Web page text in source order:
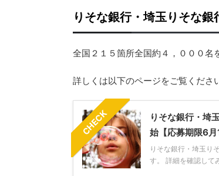
りそな銀行・埼玉りそな
全国２１５箇所全国約４，０００名
詳しくは以下のページをご覧ください
CHECK
りそな銀行・埼
始【応募期限6月
りそな銀行・埼玉り
す。 詳細を確認して